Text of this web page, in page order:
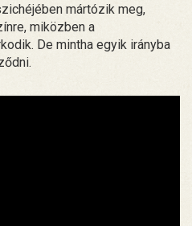
mártózik meg,
miközben a
De mintha egyik irányba